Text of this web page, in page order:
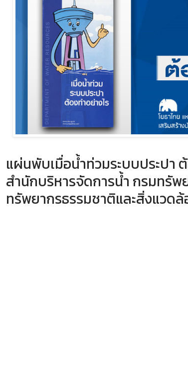
แผ่นพับเมื่อน้ำท่วมระบบประปา ต้
สำนักบริหารจัดการน้ำ กรมทรัพ
ทรัพยากรธรรมชาติและสิ่งแวด